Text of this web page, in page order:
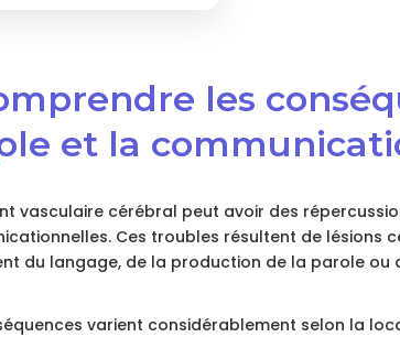
les
et la
vasculaire cérébral peut avoir des
Ces troubles résultent de lésions
du langage, de la production de la parole
varient considérablement selon la